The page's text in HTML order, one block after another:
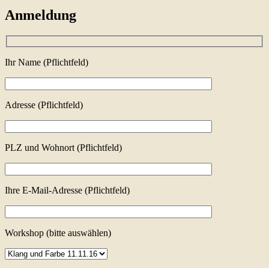
Anmeldung
Ihr Name (Pflichtfeld)
Adresse (Pflichtfeld)
PLZ und Wohnort (Pflichtfeld)
Ihre E-Mail-Adresse (Pflichtfeld)
Workshop (bitte auswählen)